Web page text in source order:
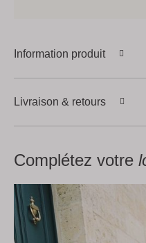
Information produit
Livraison & retours
Complétez votre